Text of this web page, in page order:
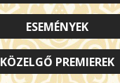
ESEMÉNYEK
KÖZELGŐ PREMIEREK